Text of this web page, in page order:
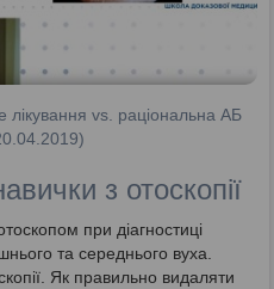
лікування vs. раціональна АБ
з отоскопії
при діагностиці
та середнього вуха.
Як правильно видаляти